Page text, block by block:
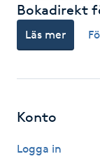
Headspa
Bokadirekt
Läs mer
Konto
Logga in